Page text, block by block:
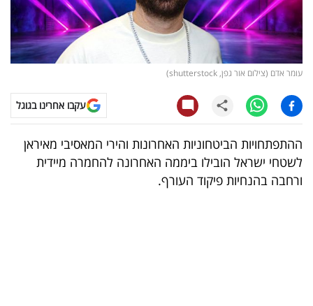
קריפטו
ויראלי
טלוויזיה
עסקי
ספורט
קריירה
עומר אדם (צילום אור גפן, shutterstock)
עקבו אחרינו בגוגל
ההתפתחויות הביטחוניות האחרונות והירי המאסיבי מאיראן
לשטחי ישראל הובילו ביממה האחרונה להחמרה מיידית
ורחבה בהנחיות פיקוד העורף.